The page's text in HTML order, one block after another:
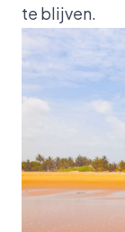
te blijven.